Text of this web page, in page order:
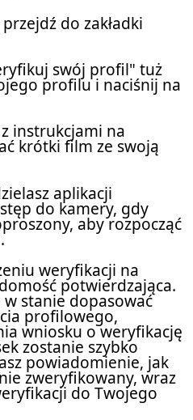
do zakładki
swój profil" tuż
profilu i naciśnij na
instrukcjami na
krótki film ze swoją
aplikacji
do kamery, gdy
aby rozpocząć
weryfikacji na
potwierdzająca.
w stanie dopasować
profilowego,
wniosku o weryfikację
zostanie szybko
powiadomienie, jak
zweryfikowany, wraz
do Twojego